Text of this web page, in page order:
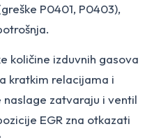
P0401, P0403),
količine izduvnih gasova
kratkim relacijama i
zatvaraju i ventil
EGR zna otkazati